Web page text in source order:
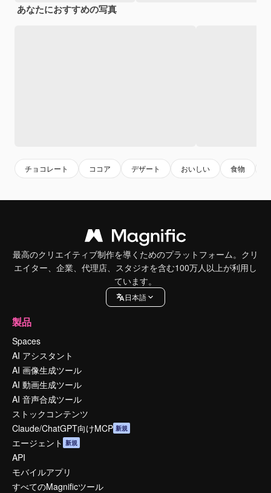
あなたにおすすめの写真
チョコレート ココア デザート おいしい 食物
最高のクリエイティブ制作を導くためのプラットフォーム。クリ
エイター、企業、代理店、スタジオを含む100万人以上が利用し
ています。
日本語
製品
Spaces
AI アシスタント
AI 画像生成ツール
AI 動画生成ツール
AI 音声合成ツール
ストックコンテンツ
Claude/ChatGPT向けMCP 新規
エージェント 新規
API
モバイルアプリ
すべてのMagnificツール